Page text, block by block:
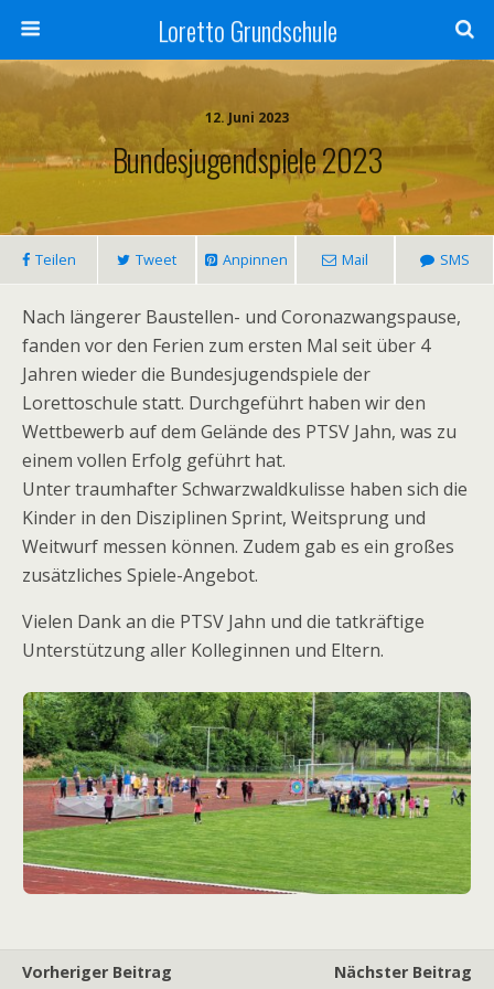
Loretto Grundschule
12. Juni 2023
Bundesjugendspiele 2023
Teilen Tweet Anpinnen Mail SMS
Nach längerer Baustellen- und Coronazwangspause,
fanden vor den Ferien zum ersten Mal seit über 4
Jahren wieder die Bundesjugendspiele der
Lorettoschule statt. Durchgeführt haben wir den
Wettbewerb auf dem Gelände des PTSV Jahn, was zu
einem vollen Erfolg geführt hat.
Unter traumhafter Schwarzwaldkulisse haben sich die
Kinder in den Disziplinen Sprint, Weitsprung und
Weitwurf messen können. Zudem gab es ein großes
zusätzliches Spiele-Angebot.
Vielen Dank an die PTSV Jahn und die tatkräftige
Unterstützung aller Kolleginnen und Eltern.
Vorheriger Beitrag Nächster Beitrag